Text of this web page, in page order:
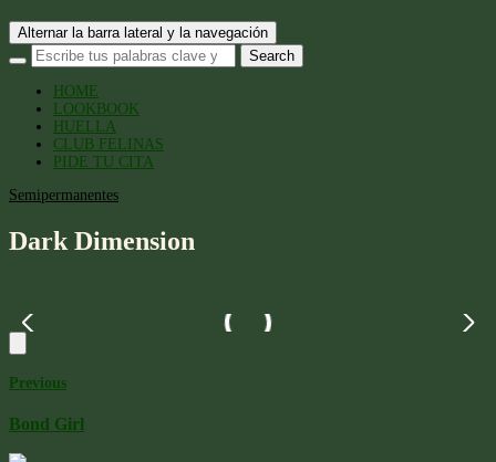
Alternar la barra lateral y la navegación
HOME
LOOKBOOK
HUELLA
CLUB FELINAS
PIDE TU CITA
Semipermanentes
Dark Dimension
Previous
Bond Girl